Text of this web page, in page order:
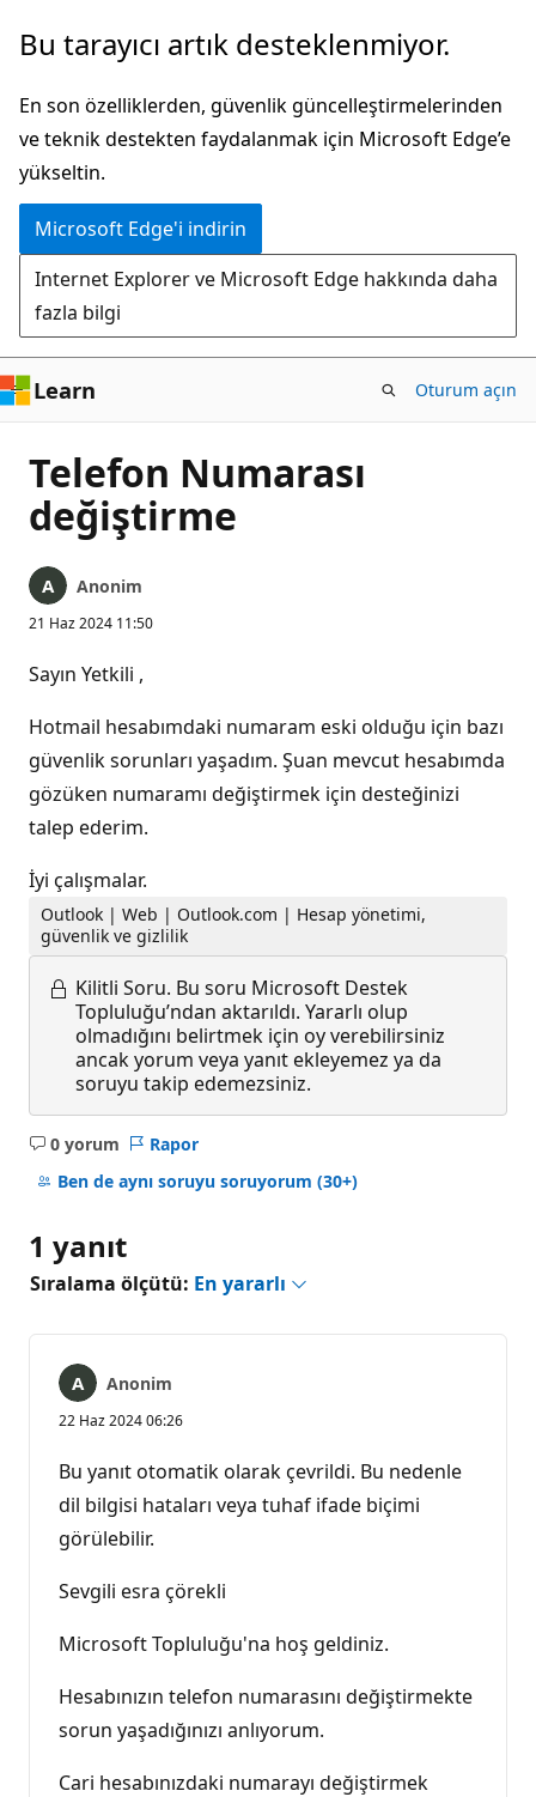
Ana
atla
Bu tarayıcı artık desteklenmiyor.
En son özelliklerden, güvenlik güncelleştirmelerinden
ve teknik destekten faydalanmak için Microsoft Edge’e
yükseltin.
Microsoft Edge'i indirin
Internet Explorer ve Microsoft Edge hakkında daha
fazla bilgi
Learn Oturum açın
Telefon Numarası
değiştirme
Anonim
21 Haz 2024 11:50
Sayın Yetkili ,
Hotmail hesabımdaki numaram eski olduğu için bazı
güvenlik sorunları yaşadım. Şuan mevcut hesabımda
gözüken numaramı değiştirmek için desteğinizi
talep ederim.
İyi çalışmalar.
Outlook | Web | Outlook.com | Hesap yönetimi,
güvenlik ve gizlilik
Kilitli Soru. Bu soru Microsoft Destek
Topluluğu’ndan aktarıldı. Yararlı olup
olmadığını belirtmek için oy verebilirsiniz
ancak yorum veya yanıt ekleyemez ya da
soruyu takip edemezsiniz.
0 yorum
Açıklama
yok
Rapor
Ben de aynı soruyu soruyorum (30+)
1 yanıt
Sıralama ölçütü: En yararlı
Anonim
22 Haz 2024 06:26
Bu yanıt otomatik olarak çevrildi. Bu nedenle
dil bilgisi hataları veya tuhaf ifade biçimi
görülebilir.
Sevgili esra çörekli
Microsoft Topluluğu'na hoş geldiniz.
Hesabınızın telefon numarasını değiştirmekte
sorun yaşadığınızı anlıyorum.
Cari hesabınızdaki numarayı değiştirmek